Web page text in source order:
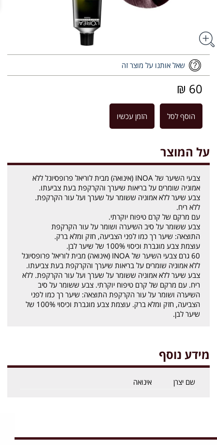
שאל אותנו על מוצר זה
60 ₪
הוסף לסל הזמן עכשיו
על המוצר
צבעי השיער של INOA (אינואה) מבית לוריאל פרופסיונל ללא
אמוניה שומרים על בריאות שיערך והקרקפת בעת צביעתו.
צבע שיער ללא אמוניה ששומר על שערך ועל עור הקרקפת.
ללא ריח.
עם מרקם של קרם טיפוח יוקרתי.
צבע ששומר על סיב השיערה ושומר על עור הקרקפת
התוצאה: שיער רך כמו לפני הצביעה, חזק ומלא ברק.
עוצמת צבע מוגברת וכיסוי 100% של שיער לבן.
60 גרם צבעי השיער של INOA (אינואה) מבית לוריאל פרופסיונל
ללא אמוניה שומרים על בריאות שיערך והקרקפת בעת צביעתו.
צבע שיער ללא אמוניה ששומר על שערך ועל עור הקרקפת. ללא
ריח. עם מרקם של קרם טיפוח יוקרתי. צבע ששומר על סיב
השיערה ושומר על עור הקרקפת התוצאה: שיער רך כמו לפני
הצביעה, חזק ומלא ברק. עוצמת צבע מוגברת וכיסוי 100% של
שיער לבן.
מידע נוסף
שם יצרן אינואה